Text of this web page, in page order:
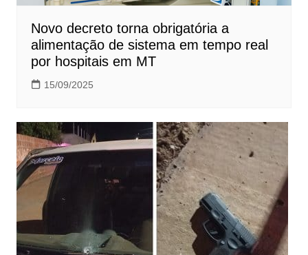
Novo decreto torna obrigatória a
alimentação de sistema em tempo real
por hospitais em MT
15/09/2025